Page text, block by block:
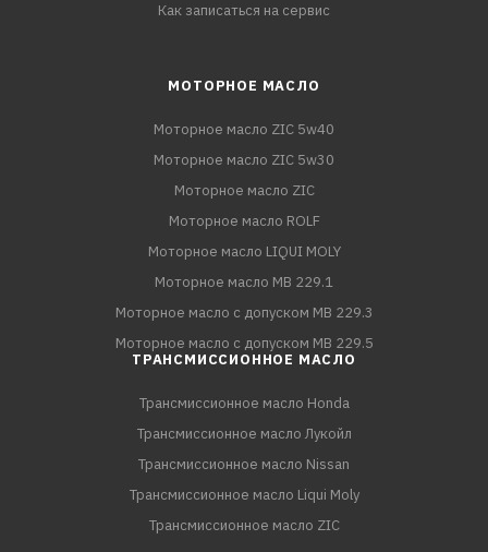
Как записаться на сервис
МОТОРНОЕ МАСЛО
Моторное масло ZIC 5w40
Моторное масло ZIC 5w30
Моторное масло ZIC
Моторное масло ROLF
Моторное масло LIQUI MOLY
Моторное масло MB 229.1
Моторное масло с допуском MB 229.3
Моторное масло с допуском MB 229.5
ТРАНСМИССИОННОЕ МАСЛО
Трансмиссионное масло Honda
Трансмиссионное масло Лукойл
Трансмиссионное масло Nissan
Трансмиссионное масло Liqui Moly
Трансмиссионное масло ZIC